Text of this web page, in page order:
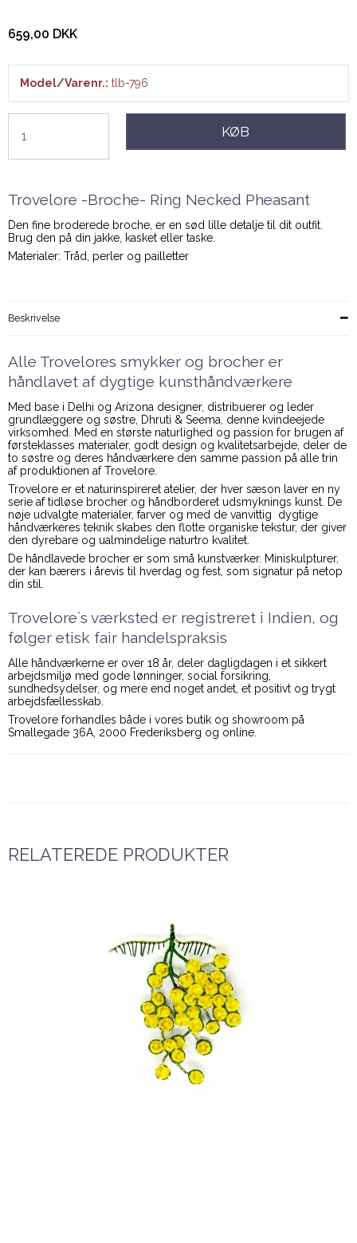
659,00 DKK
Model/Varenr.: tlb-796
KØB
Trovelore -Broche- Ring Necked Pheasant
Den fine broderede broche, er en sød lille detalje til dit outfit.
Brug den på din jakke, kasket eller taske.
Materialer: Tråd, perler og pailletter
Beskrivelse
Alle Trovelores smykker og brocher er
håndlavet af dygtige kunsthåndværkere
Med base i Delhi og Arizona designer, distribuerer og leder
grundlæggere og søstre, Dhruti & Seema, denne kvindeejede
virksomhed. Med en største naturlighed og passion for brugen af
førsteklasses materialer, godt design og kvalitetsarbejde, deler de
to søstre og deres håndværkere den samme passion på alle trin
af produktionen af Trovelore.
Trovelore er et naturinspireret atelier, der hver sæson laver en ny
serie af tidløse brocher og håndborderet udsmyknings kunst. De
nøje udvalgte materialer, farver og med de vanvittig dygtige
håndværkeres teknik skabes den flotte organiske tekstur, der giver
den dyrebare og ualmindelige naturtro kvalitet.
De håndlavede brocher er som små kunstværker. Miniskulpturer,
der kan bærers i årevis til hverdag og fest, som signatur på netop
din stil.
Trovelore´s værksted er registreret i Indien, og
følger etisk fair handelspraksis
Alle håndværkerne er over 18 år, deler dagligdagen i et sikkert
arbejdsmiljø med gode lønninger, social forsikring,
sundhedsydelser, og mere end noget andet, et positivt og trygt
arbejdsfællesskab.
Trovelore forhandles både i vores butik og showroom på
Smallegade 36A, 2000 Frederiksberg og online.
RELATEREDE PRODUKTER